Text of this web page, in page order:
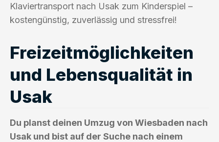
Klaviertransport nach Usak zum Kinderspiel –
kostengünstig, zuverlässig und stressfrei!
Freizeitmöglichkeiten
und Lebensqualität in
Usak
Du planst deinen Umzug von Wiesbaden nach
Usak und bist auf der Suche nach einem